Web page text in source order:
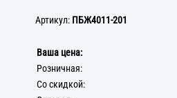
Артикул: ПБЖ4011-201
Ваша цена:
Розничная:
Со скидкой: